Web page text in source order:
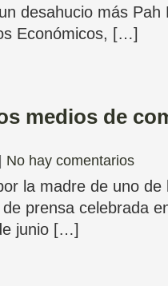
desahucio más Pah
Económicos, […]
medios de
No hay comentarios
la madre de uno de
prensa celebrada
junio […]